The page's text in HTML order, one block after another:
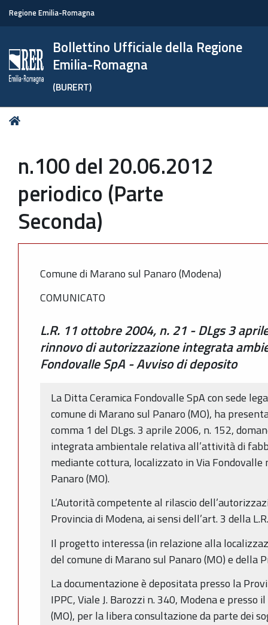
Regione Emilia-Romagna
Bollettino Ufficiale della Regione
Emilia-Romagna
(BURERT)
Tu
n.100 del 20.06.2012
periodico (Parte
Seconda)
Comune di Marano sul Panaro (Modena)
COMUNICATO
L.R. 11 ottobre 2004, n. 21 - DLgs 3
rinnovo di autorizzazione integrata
Fondovalle SpA - Avviso di deposito
La Ditta Ceramica Fondovalle SpA con sede
comune di Marano sul Panaro (MO), ha
comma 1 del DLgs. 3 aprile 2006, n. 152,
integrata ambientale relativa all’attività di
mediante cottura, localizzato in Via Fondovalle
Panaro (MO).
L’Autorità competente al rilascio
Provincia di Modena, ai sensi dell’art. 3 della
Il progetto interessa (in relazione alla
del comune di Marano sul Panaro (MO) e della
La documentazione è depositata presso la
IPPC, Viale J. Barozzi n. 340, Modena e presso
(MO), per la libera consultazione da parte dei